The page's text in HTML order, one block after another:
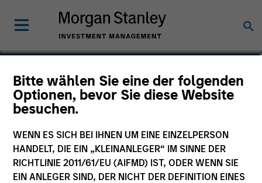
Bitte wählen Sie eine der folgenden
Optionen, bevor Sie diese Website
besuchen.
WENN ES SICH BEI IHNEN UM EINE EINZELPERSON
HANDELT, DIE EIN „KLEINANLEGER“ IM SINNE DER
RICHTLINIE 2011/61/EU (AIFMD) IST, ODER WENN SIE
EIN ANLEGER SIND, DER NICHT DER DEFINITION EINES
Pedro Teixeira
Co-Head of Tactical Value